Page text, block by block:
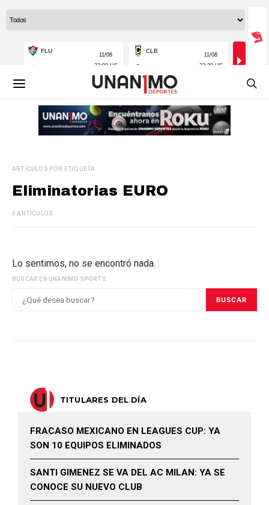
ARTÍCULOS POR ETIQUETA
Eliminatorias EURO
0 ARTÍCULOS
Lo sentimos, no se encontró nada.
BUSCAR EN UNANIMO SPORTS:
BUSCAR
TITULARES DEL DÍA
FRACASO MEXICANO EN LEAGUES CUP: YA
SON 10 EQUIPOS ELIMINADOS
SANTI GIMENEZ SE VA DEL AC MILAN: YA SE
CONOCE SU NUEVO CLUB